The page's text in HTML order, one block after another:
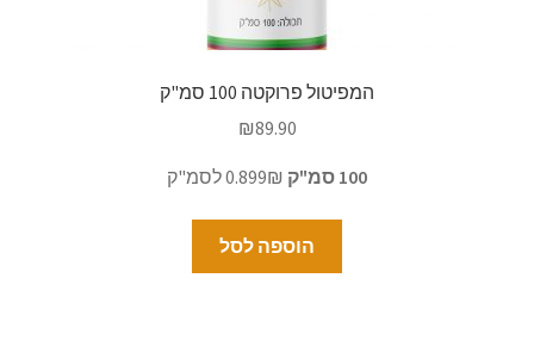
המפיטול פרוקטה 100 סמ"ק
₪89.90
100 סמ"ק
הוספה לסל